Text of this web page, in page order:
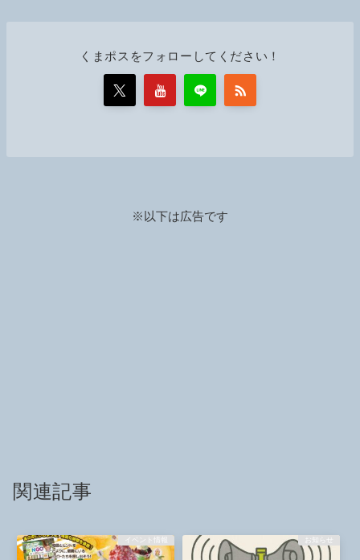
くまポスをフォローしてください！
※以下は広告です
関連記事
イベント情報 お知らせ